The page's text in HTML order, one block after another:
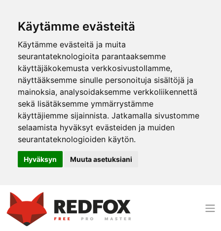
Käytämme evästeitä
Käytämme evästeitä ja muita
seurantateknologioita parantaaksemme
käyttäjäkokemusta verkkosivustollamme,
näyttääksemme sinulle personoituja sisältöjä ja
mainoksia, analysoidaksemme verkkoliikennettä
sekä lisätäksemme ymmärrystämme
käyttäjiemme sijainnista. Jatkamalla sivustomme
selaamista hyväksyt evästeiden ja muiden
seurantateknologioiden käytön.
Hyväksyn Muuta asetuksiani